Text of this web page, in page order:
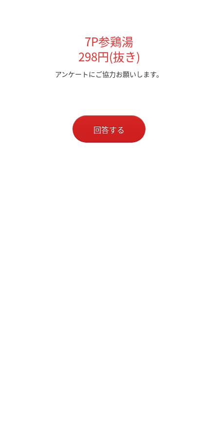
7P参鶏湯
298円(抜き)
アンケートにご協力お願いします。
回答する